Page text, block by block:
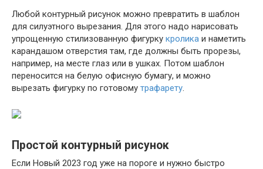
Любой контурный рисунок можно превратить в шаблон
для силуэтного вырезания. Для этого надо нарисовать
упрощенную стилизованную фигурку кролика и наметить
карандашом отверстия там, где должны быть прорезы,
например, на месте глаз или в ушках. Потом шаблон
переносится на белую офисную бумагу, и можно
вырезать фигурку по готовому трафарету.
Простой контурный рисунок
Если Новый 2023 год уже на пороге и нужно быстро